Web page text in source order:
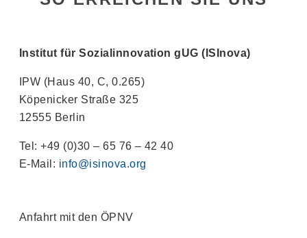
Institut für Sozialinnovation gUG (ISInova)
IPW (Haus 40, C, 0.265)
Köpenicker Straße 325
12555 Berlin
Tel: +49 (0)30 – 65 76 – 42 40
E-Mail: info@isinova.org
Anfahrt mit den ÖPNV